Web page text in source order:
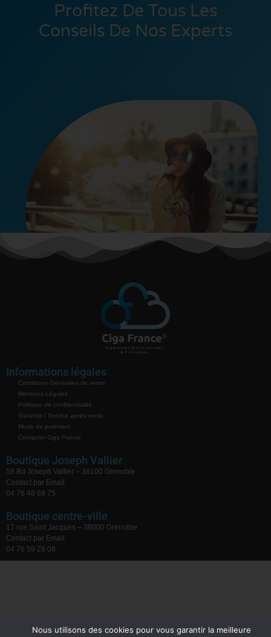
Profitez De Tous Les
Conseils De Nos Experts
Informations légales
Conditions Générales de vente
Mentions Légales
Politique de confidentialité
Garantie / Service après vente
Mode de paiement
Contacter Ciga France
Boutique Joseph Vallier
58 Bd Joseph Vallier – 38100 Grenoble
Contact par Email
04 76 48 68 75
Boutique centre-ville
17 rue Saint Jacques – 38000 Grenoble
Contact par Email
04 76 59 28 08
Nous utilisons des cookies pour vous garantir la meilleure